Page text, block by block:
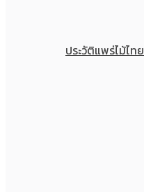
ประวัติแพร่ไม้ไทย